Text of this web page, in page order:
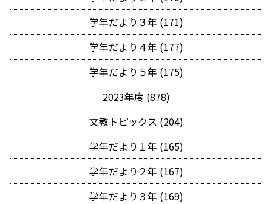
学年だより３年 (171)
学年だより４年 (177)
学年だより５年 (175)
2023年度 (878)
文教トピックス (204)
学年だより１年 (165)
学年だより２年 (167)
学年だより３年 (169)